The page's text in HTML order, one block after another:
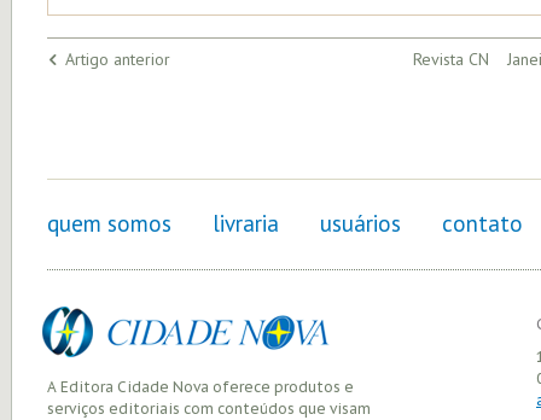
Artigo anterior Revista CN
quem somos livraria usuários contato
A Editora Cidade Nova oferece produtos e
serviços editoriais com conteúdos que visam